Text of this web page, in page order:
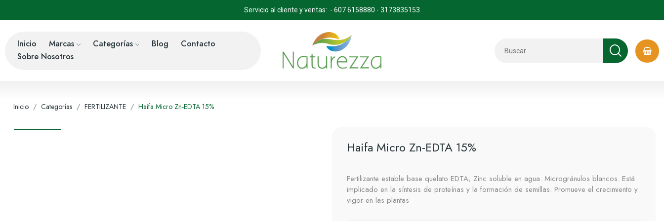
Servicio al cliente y ventas: - 607 6158880 - 3173835153
Inicio Marcas Categorías Blog
Contacto
Sobre Nosotros
Inicio Categorías FERTILIZANTE Haifa Micro Zn-EDTA 15%
Haifa Micro Zn-EDTA 15%
Fertilizante estable base quelato EDTA, Zinc soluble en agua. Microgránulos blancos. Está
implicado en la síntesis de proteínas y la formación de semillas. Promueve el crecimiento y
vigor en las plantas